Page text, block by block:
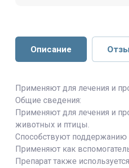
Описание
Применяют для лечения и
Общие сведения:
Применяют для лечения и
животных и птицы.
Способствуют поддержанию
Применяют как
Препарат также